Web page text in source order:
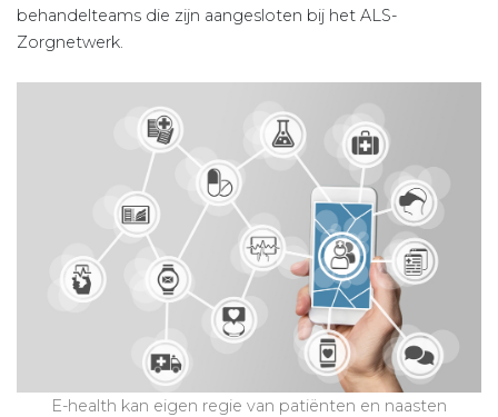
behandelteams die zijn aangesloten bij het ALS-
Zorgnetwerk.
E-health kan eigen regie van patiënten en naasten